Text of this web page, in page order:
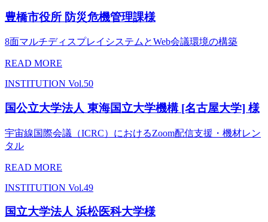
豊橋市役所 防災危機管理課様
8面マルチディスプレイシステムとWeb会議環境の構築
READ MORE
INSTITUTION Vol.50
国公立大学法人 東海国立大学機構 [名古屋大学] 様
宇宙線国際会議（ICRC）におけるZoom配信支援・機材レン
タル
READ MORE
INSTITUTION Vol.49
国立大学法人 浜松医科大学様